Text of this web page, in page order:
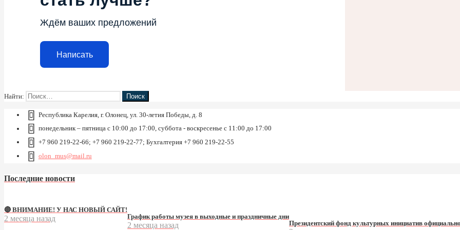
Ждём ваших предложений
Написать
Найти:
Республика Карелия, г. Олонец, ул. 30-летия Победы, д. 8
понедельник – пятница с 10:00 до 17:00, суббота - воскресенье с 11:00 до 17:00
+7 960 219-22-66; +7 960 219-22-77; Бухгалтерия +7 960 219-22-55
olon_mus@mail.ru
Последние новости
🔴 ВНИМАНИЕ! У НАС НОВЫЙ САЙТ!
2 месяца назад График работы музея в выходные и праздничные дни
2 месяца назад Президентский фонд культурных инициатив